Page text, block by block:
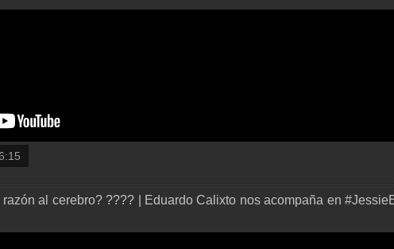
al cerebro? ???? | Eduardo Calixto nos acompaña en